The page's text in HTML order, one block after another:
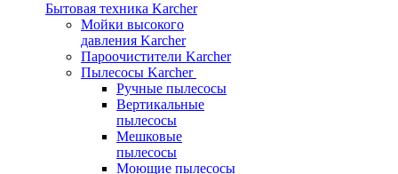
Бытовая техника Karcher
Мойки высокого
давления Karcher
Пароочистители Karcher
Пылесосы Karcher
Ручные пылесосы
Вертикальные
пылесосы
Мешковые
пылесосы
Моющие пылесосы